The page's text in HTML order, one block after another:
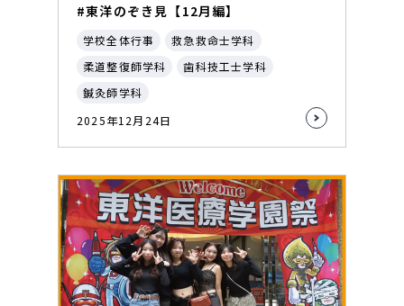
#東洋のぞき見【12月編】
学校全体行事
救急救命士学科
柔道整復師学科
歯科技工士学科
鍼灸師学科
2025年12月24日